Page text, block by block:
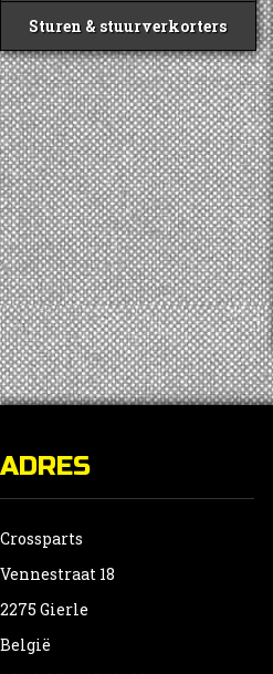
Sturen & stuurverkorters
ADRES
Crossparts
Vennestraat 18
2275 Gierle
België